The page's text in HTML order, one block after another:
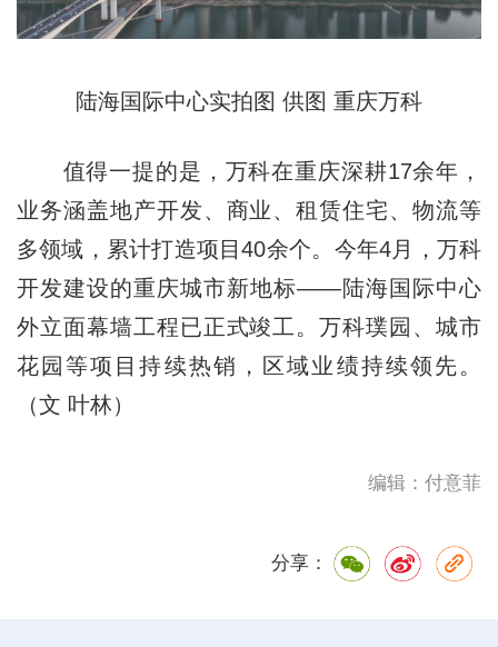
陆海国际中心实拍图 供图 重庆万科
值得一提的是，万科在重庆深耕17余年，
业务涵盖地产开发、商业、租赁住宅、物流等
多领域，累计打造项目40余个。今年4月，万科
开发建设的重庆城市新地标——陆海国际中心
外立面幕墙工程已正式竣工。万科璞园、城市
花园等项目持续热销，区域业绩持续领先。
（文 叶林）
编辑：付意菲
分享：